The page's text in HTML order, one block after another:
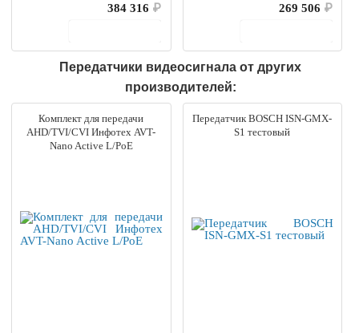
384 316 ₽
269 506 ₽
Передатчики видеосигнала от других
производителей:
Комплект для передачи
AHD/TVI/CVI Инфотех AVT-
Nano Active L/PoE
Передатчик BOSCH ISN-GMX-
S1 тестовый